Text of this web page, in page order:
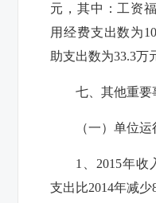
元，其中：工资
用经费支出数为
助支出数为33.3万
七、其他重要
（一）单位
1、2015年收
支出比2014年减